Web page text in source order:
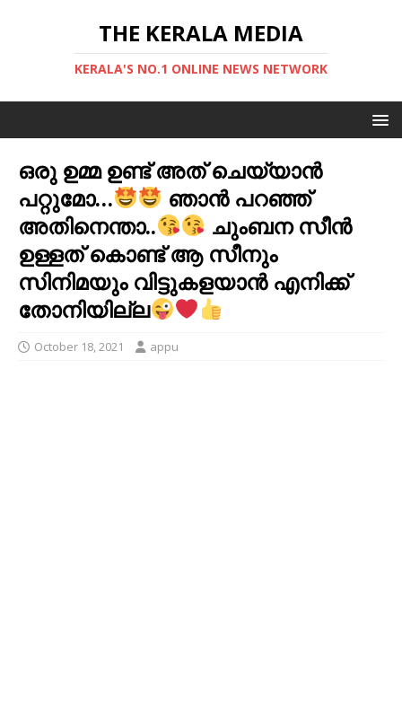
THE KERALA MEDIA
KERALA'S NO.1 ONLINE NEWS NETWORK
ഒരു ഉമ്മ ഉണ്ട് അത് ചെയ്യാന്‍
പറ്റുമോ…
ഞാന്‍ പറഞ്ഞ്
അതിനെന്താ..
ചുംബന സീന്‍
ഉള്ളത് കൊണ്ട് ആ സീനും
സിനിമയും വിട്ടുകളയാന്‍ എനിക്ക്
തോനിയില്ല
October 18, 2021 appu